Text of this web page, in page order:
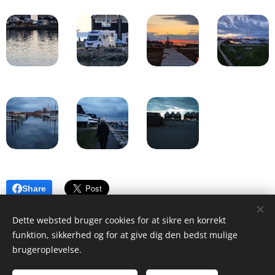
Share
© 2023 Adams rejseblog. Alle rettigheder forbeholdes.
Dette websted bruger cookies for at sikre en korrekt
funktion, sikkerhed og for at give dig den bedst mulige
brugeroplevelse.